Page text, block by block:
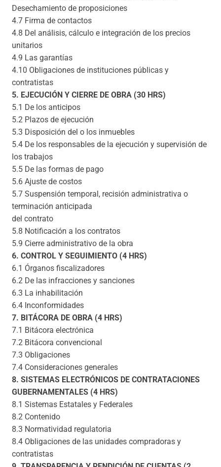
Desechamiento de proposiciones
4.7 Firma de contactos
4.8 Del análisis, cálculo e integración de los precios
unitarios
4.9 Las garantías
4.10 Obligaciones de instituciones públicas y
contratistas
5. EJECUCIÓN Y CIERRE DE OBRA (30 HRS)
5.1 De los anticipos
5.2 Plazos de ejecución
5.3 Disposición del o los inmuebles
5.4 De los responsables de la ejecución y supervisión de
los trabajos
5.5 De las formas de pago
5.6 Ajuste de costos
5.7 Suspensión temporal, recisión administrativa o
terminación anticipada
del contrato
5.8 Notificación a los contratos
5.9 Cierre administrativo de la obra
6. CONTROL Y SEGUIMIENTO (4 HRS)
6.1 Órganos fiscalizadores
6.2 De las infracciones y sanciones
6.3 La inhabilitación
6.4 Inconformidades
7. BITÁCORA DE OBRA (4 HRS)
7.1 Bitácora electrónica
7.2 Bitácora convencional
7.3 Obligaciones
7.4 Consideraciones generales
8. SISTEMAS ELECTRÓNICOS DE CONTRATACIONES
GUBERNAMENTALES (4 HRS)
8.1 Sistemas Estatales y Federales
8.2 Contenido
8.3 Normatividad regulatoria
8.4 Obligaciones de las unidades compradoras y
contratistas